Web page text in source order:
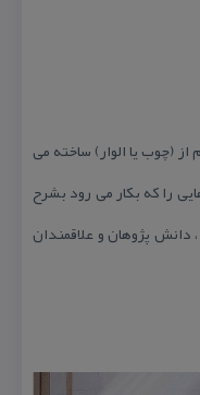
(چوب یا الوار) ساخته می
را كه بكار می رود بشرح
دانش پژوهان و علاقمندان